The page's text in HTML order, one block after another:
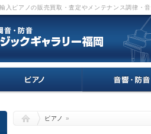
入ピアノの販売買取・査定やメンテナンス調律
ピアノ »